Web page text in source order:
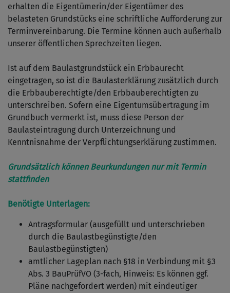
erhalten die Eigentümerin/der Eigentümer des
belasteten Grundstücks eine schriftliche Aufforderung zur
Terminvereinbarung. Die Termine können auch außerhalb
unserer öffentlichen Sprechzeiten liegen.
Ist auf dem Baulastgrundstück ein Erbbaurecht
eingetragen, so ist die Baulasterklärung zusätzlich durch
die Erbbauberechtigte/den Erbbauberechtigten zu
unterschreiben. Sofern eine Eigentumsübertragung im
Grundbuch vermerkt ist, muss diese Person der
Baulasteintragung durch Unterzeichnung und
Kenntnisnahme der Verpflichtungserklärung zustimmen.
Grundsätzlich können Beurkundungen nur mit Termin
stattfinden
Benötigte Unterlagen:
Antragsformular (ausgefüllt und unterschrieben
durch die Baulastbegünstigte/den
Baulastbegünstigten)
amtlicher Lageplan nach §18 in Verbindung mit §3
Abs. 3 BauPrüfVO (3-fach, Hinweis: Es können ggf.
Pläne nachgefordert werden) mit eindeutiger